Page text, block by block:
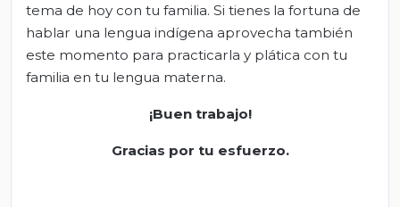
tema de hoy con tu familia. Si tienes la fortuna de
hablar una lengua indígena aprovecha también
este momento para practicarla y plática con tu
familia en tu lengua materna.
¡Buen trabajo!
Gracias por tu esfuerzo.